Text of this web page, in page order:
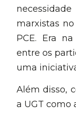
marxistas
PCE. Era
entre os
uma
Além disso,
a UGT como